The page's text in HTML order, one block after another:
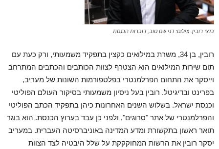
בנצי רובין. צילום: דני שם טוב, דוברות הכנסת
רובין, בן 34, משרת במילואים כקצין בתפקיד משמעותי, ורק כעת עם
תום שירות המילואים הוא הצטרף לצוות הכותבים והכתבים המתרחב
וייסקר את התחום הפרלמנטרי בפלטפורמות השונות של מעריב,
בפרינט ובדיגיטל. רובין בעל ניסיון משמעותי בסיקור העולם הפוליטי
וכנסת ישראל. בשלוש השנים האחרונות כיהן בתפקיד הכתב הפוליטי
והפרלמנטרי של אתר "סרוגים", ולפני כן עבד בערוץ הכנסת. הוא בוגר
תואר ראשון בתקשורת ומדע המדינה באוניברסיטה העברית. במעריב
יסקר רובין את הרשות המחוקקקת על שלל היבטיה לצד הצוות